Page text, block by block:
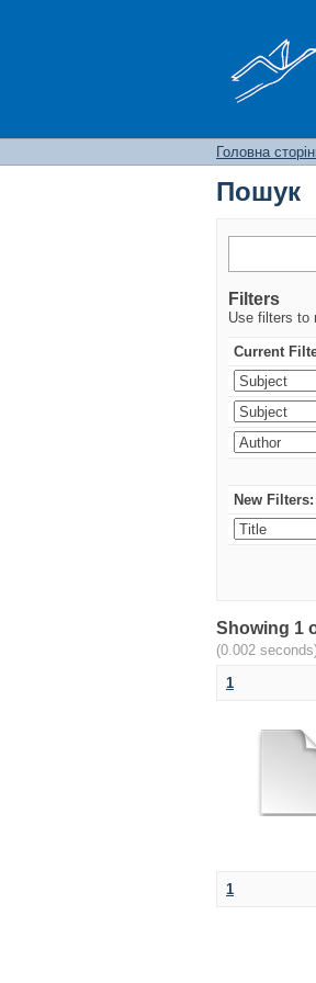
Головна
Пошук
Filters
Use filters to
Current
New Filters:
Showing 1
(0.002
1
1